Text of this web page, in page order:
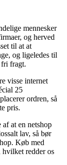
mennesker
og herved
til at at
og ligeledes til
fri fragt.
visse internet
25
ordren, så
pris.
at en netshop
lav, så bør
Køb med
hvilket redder os